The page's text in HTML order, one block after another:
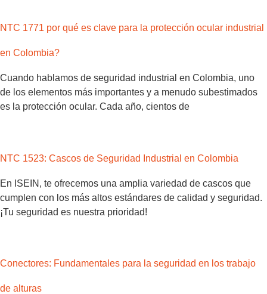
NTC 1771 por qué es clave para la protección ocular industrial
en Colombia?
Cuando hablamos de seguridad industrial en Colombia, uno
de los elementos más importantes y a menudo subestimados
es la protección ocular. Cada año, cientos de
NTC 1523: Cascos de Seguridad Industrial en Colombia
En ISEIN, te ofrecemos una amplia variedad de cascos que
cumplen con los más altos estándares de calidad y seguridad.
¡Tu seguridad es nuestra prioridad!
Conectores: Fundamentales para la seguridad en los trabajo
de alturas